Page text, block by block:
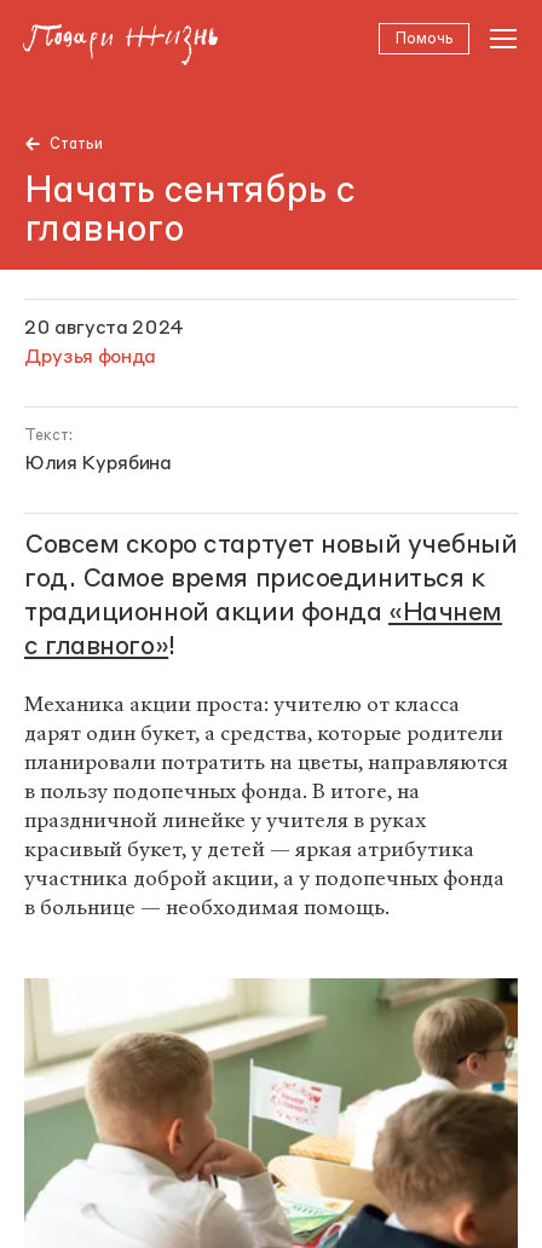
Помочь
Статьи
Начать сентябрь с
главного
20 августа 2024
Друзья фонда
Текст:
Юлия Курябина
Совсем скоро стартует новый учебный
год. Самое время присоединиться к
традиционной акции фонда «Начнем
с главного»!
Механика акции проста: учителю от класса
дарят один букет, а средства, которые родители
планировали потратить на цветы, направляются
в пользу подопечных фонда. В итоге, на
праздничной линейке у учителя в руках
красивый букет, у детей — яркая атрибутика
участника доброй акции, а у подопечных фонда
в больнице — необходимая помощь.